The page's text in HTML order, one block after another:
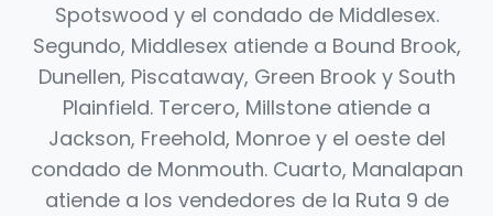
Spotswood y el condado de Middlesex.
Segundo, Middlesex atiende a Bound Brook,
Dunellen, Piscataway, Green Brook y South
Plainfield. Tercero, Millstone atiende a
Jackson, Freehold, Monroe y el oeste del
condado de Monmouth. Cuarto, Manalapan
atiende a los vendedores de la Ruta 9 de